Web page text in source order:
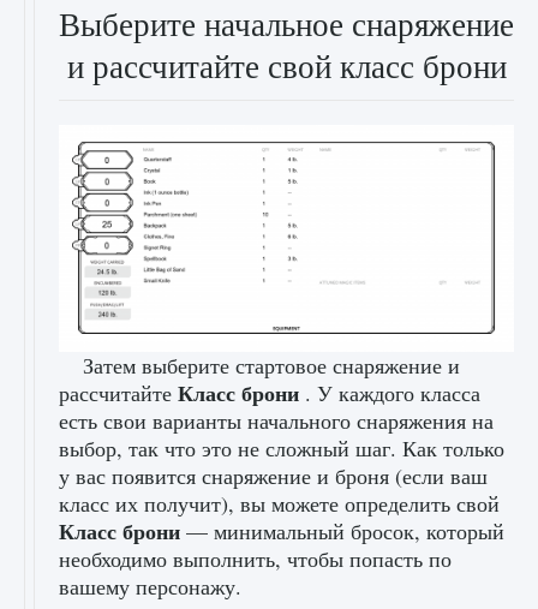
Выберите начальное снаряжение
и рассчитайте свой класс брони
Затем выберите стартовое снаряжение и
рассчитайте Класс брони . У каждого класса
есть свои варианты начального снаряжения на
выбор, так что это не сложный шаг. Как только
у вас появится снаряжение и броня (если ваш
класс их получит), вы можете определить свой
Класс брони — минимальный бросок, который
необходимо выполнить, чтобы попасть по
вашему персонажу.